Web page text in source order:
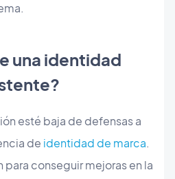
una identidad
esté baja de defensas a
de identidad de marca.
para conseguir mejoras en la